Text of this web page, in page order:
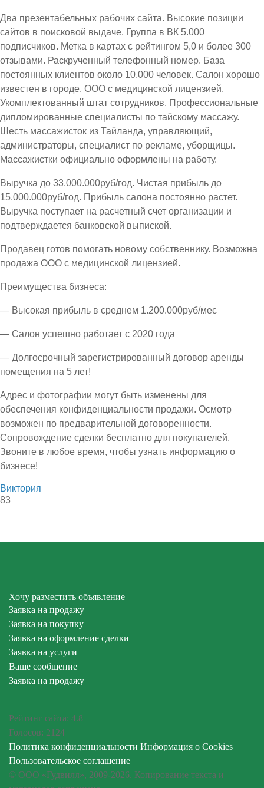
Два презентабельных рабочих сайта. Высокие позиции
сайтов в поисковой выдаче. Группа в ВК 5.000
подписчиков. Метка в картах с рейтингом 5,0 и более 300
отзывами. Раскрученный телефонный номер. База
постоянных клиентов около 10.000 человек. Салон хорошо
известен в городе. ООО с медицинской лицензией.
Укомплектованный штат сотрудников. Профессиональные
дипломированные специалисты по тайскому массажу.
Шесть массажисток из Тайланда, управляющий,
администраторы, специалист по рекламе, уборщицы.
Массажистки официально оформлены на работу.
Выручка до 33.000.000руб/год. Чистая прибыль до
15.000.000руб/год. Прибыль салона постоянно растет.
Выручка поступает на расчетный счет организации и
подтверждается банковской выпиской.
Продавец готов помогать новому собственнику. Возможна
продажа ООО с медицинской лицензией.
Преимущества бизнеса:
— Высокая прибыль в среднем 1.200.000руб/мес
— Салон успешно работает с 2020 года
— Долгосрочный зарегистрированный договор аренды
помещения на 5 лет!
Адрес и фотографии могут быть изменены для
обеспечения конфиденциальности продажи. Осмотр
возможен по предварительной договоренности.
Сопровождение сделки бесплатно для покупателей.
Звоните в любое время, чтобы узнать информацию о
бизнесе!
Виктория
83
Хочу разместить объявление
Заявка на продажу
Заявка на покупку
Заявка на оформление сделки
Заявка на услуги
Ваше сообщение
Заявка на продажу
Рейтинг сайта: 4.8
Голосов: 2124
Политика конфиденциальности Информация о Cookies
Пользовательское соглашение
© ООО «Гудвилл», 2009-2026. Копирование текста и